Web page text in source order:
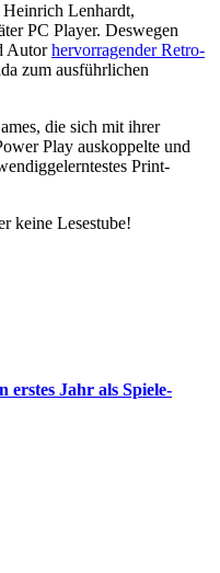
Lenhardt,
PC Player. Deswegen
Autorhervorragender Retro-
zum ausführlichen
die sich mit ihrer
Play auskoppelte und
Print-
keine Lesestube!
erstes Jahr als Spiele-